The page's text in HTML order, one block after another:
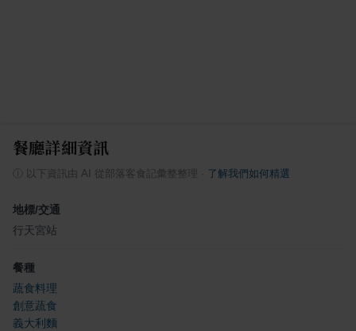
餐廳詳細資訊
以下資訊由 AI 從部落客食記彙整整理 了解我們如何精選
地標/交通
行天宮站
餐種
蔬食料理
創意蔬食
義大利麵